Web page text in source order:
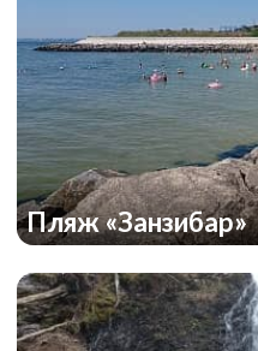
Пляж «Занзибар»